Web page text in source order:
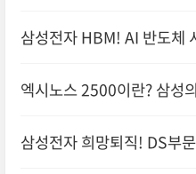
삼성전자 HBM! AI 반도체
엑시노스 2500이란? 삼성
삼성전자 희망퇴직! DS부